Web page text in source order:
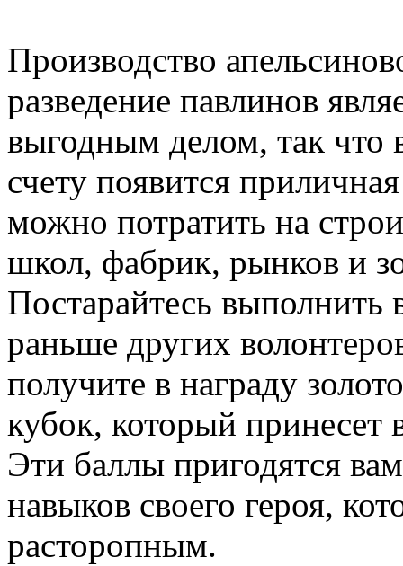
Производство
разведение павлинов
выгодным делом, так что
счету появится
можно потратить на
школ, фабрик, рынков и
Постарайтесь выполнить
раньше других
получите в награду
кубок, который
Эти баллы пригодятся
навыков своего героя,
расторопным.